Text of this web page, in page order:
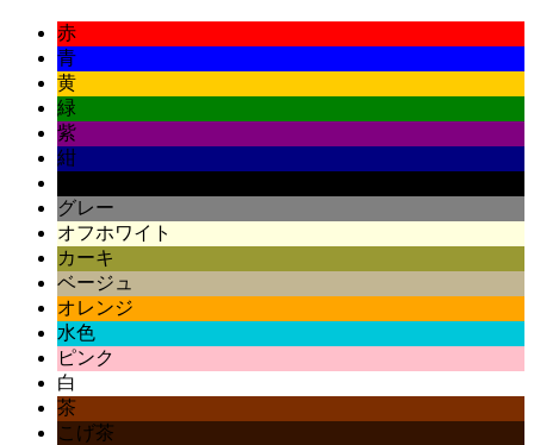
赤
青
黄
緑
紫
紺
グレー
オフホワイト
カーキ
ベージュ
オレンジ
水色
ピンク
白
茶
こげ茶